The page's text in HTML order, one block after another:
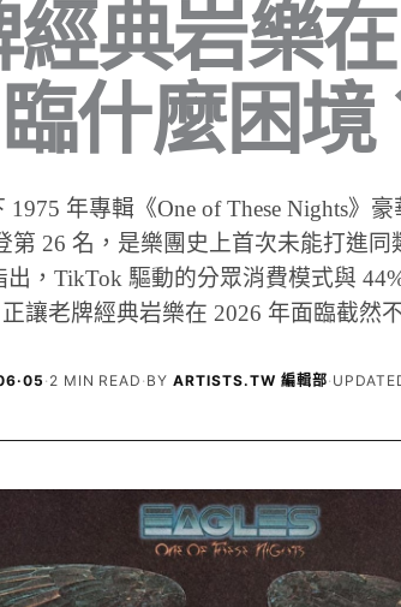
典岩樂
臨什麼困境
1975 年專輯《One of These Nights》
第 26 名，是樂團史上首次未能打進同
出，TikTok 驅動的分眾消費模式與
讓老牌經典岩樂在 2026 年面臨截然
· 2 MIN READ · BYARTISTS.TW 編輯部·